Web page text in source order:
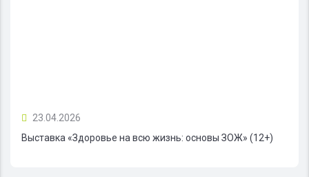
23.04.2026
Выставка «Здоровье на всю жизнь: основы ЗОЖ» (12+)